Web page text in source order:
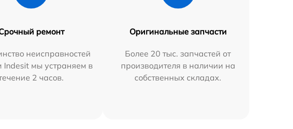
ремонт
неисправностей
Indesit мы устраняем в
2 часов.
Оригинальные запчасти
Более 20 тыс. запчастей от
производителя в наличии на
собственных складах.